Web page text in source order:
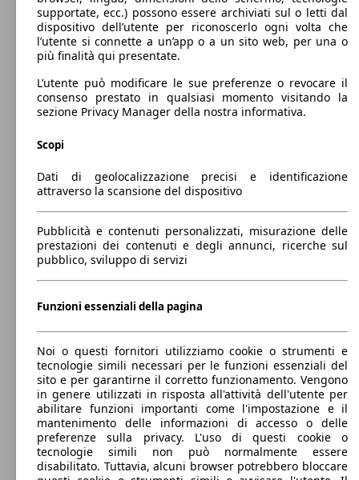
Vitara 1.0 boosterjet Cool 2wd auto
82 KW
(112 PS)
Ø
l/
82 KW
(112 PS)
Ø
l/
Vitara 1.0 boosterjet Cool 4wd allgrip auto
(112 PS)
l/
Vitara 1.0 boosterjet Katana 2wd
82 KW
Ø
SUV/Fuoristrada/Pick-up
Leistung
Dal 2015Suzuki Vitara 2015 Diesel
da 4180 x 1780 x 1610 mm
88 KW (120 PS)
Porte:
5
Sedili:
5
Bagagliaio:
375 - 1120 Litri
Capacità di traino:
0 - 1500 kg
Mostra versioni
supportate, ecc.) possono essere archiviati sul o letti dal
dispositivo dell’utente per riconoscerlo ogni volta che
l’utente si connette a un’app o a un sito web, per una o
più finalità qui presentate.
L’utente può modificare le sue preferenze o revocare il
consenso prestato in qualsiasi momento visitando la
sezione Privacy Manager della nostra informativa.
Scopi
Dati di geolocalizzazione precisi e identificazione
attraverso la scansione del dispositivo
Pubblicità e contenuti personalizzati, misurazione delle
prestazioni dei contenuti e degli annunci, ricerche sul
pubblico, sviluppo di servizi
Funzioni essenziali della pagina
Noi o questi fornitori utilizziamo cookie o strumenti e
tecnologie simili necessari per le funzioni essenziali del
sito e per garantirne il corretto funzionamento. Vengono
in genere utilizzati in risposta all'attività dell'utente per
abilitare funzioni importanti come l'impostazione e il
mantenimento delle informazioni di accesso o delle
preferenze sulla privacy. L'uso di questi cookie o
tecnologie simili non può normalmente essere
disabilitato. Tuttavia, alcuni browser potrebbero bloccare